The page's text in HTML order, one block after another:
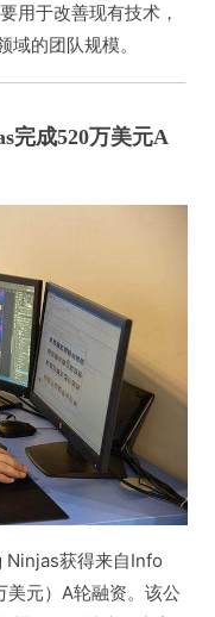
用于改善现有技术，
域的团队规模。
完成520万美元A
Ninjas获得来自Info
元）A轮融资。 该公